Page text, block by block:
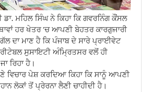
ਮਹਿਲ ਸਿੰਘ ਨੇ ਕਿਹਾ ਕਿ ਗਵਰਨਿੰਗ ਕੌਂਸਲ
ਹਰ ਖੇਤਰ ’ਚ ਆਪਣੀ ਬੇਹਤਰ ਕਾਰਗੁਜਾਰੀ
ਦਾ ਮਾਣ ਹੈ ਕਿ ਪੰਜਾਬ ਦੇ ਸਾਰੇ ਪ੍ਰਾਈਵੇਟ
ਸੁਸਾਇਟੀ ਅੰਮਿ੍ਰਤਸਰ ਵਲੋਂ ਹੀ
ਰਿਹਾ ਹੈ।
ਪੇਸ਼ ਕਰਦਿਆ ਕਿਹਾ ਕਿ ਸਾਨੂੰ ਆਪਣੀ
ਲੋਕਾਂ ਤੋਂ ਪ੍ਰੇਰਨਾ ਲੈਣੀ ਚਾਹੀਦੀ ਹੈ।